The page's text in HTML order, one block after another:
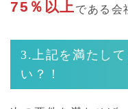
75％以上である会
3.上記を満たし
い？！